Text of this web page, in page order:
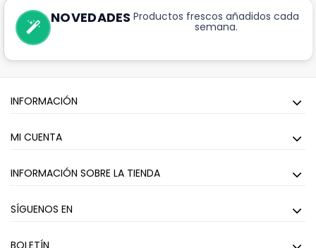
NOVEDADES Productos frescos añadidos cada
semana.
INFORMACIÓN
MI CUENTA
INFORMACIÓN SOBRE LA TIENDA
SÍGUENOS EN